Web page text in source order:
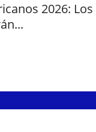
2026: